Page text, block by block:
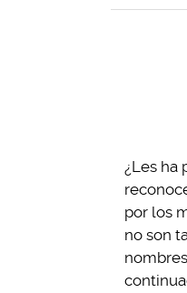
¿Les ha
por los
no son